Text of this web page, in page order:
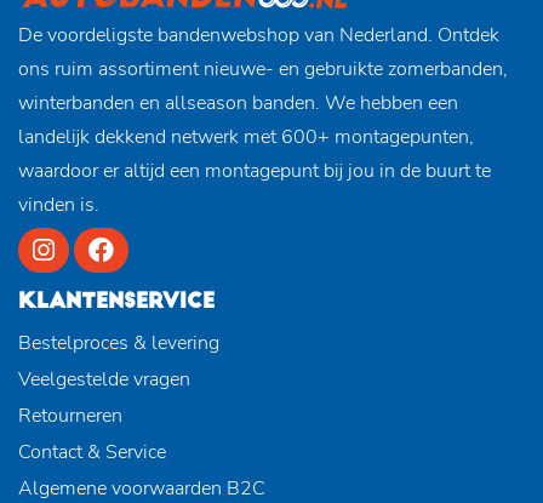
De voordeligste bandenwebshop van Nederland. Ontdek
ons ruim assortiment nieuwe- en gebruikte zomerbanden,
winterbanden en allseason banden. We hebben een
landelijk dekkend netwerk met 600+ montagepunten,
waardoor er altijd een montagepunt bij jou in de buurt te
vinden is.
KLANTENSERVICE
Bestelproces & levering
Veelgestelde vragen
Retourneren
Contact & Service
Algemene voorwaarden B2C